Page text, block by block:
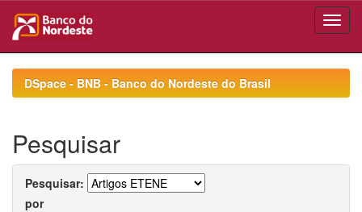
navigationDSpace - BNB - Banco do Nordeste do Brasil
Pesquisar
Pesquisar:
por